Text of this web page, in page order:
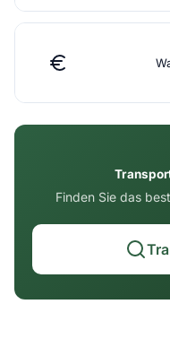
Finden Sie das